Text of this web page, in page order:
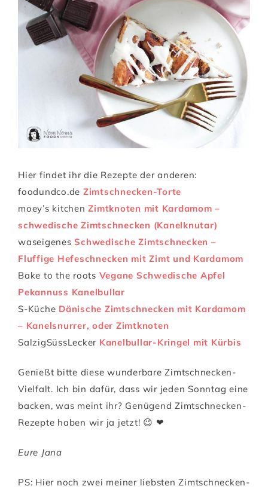
Hier findet ihr die Rezepte der anderen:
foodundco.de Zimtschnecken-Torte
moey’s kitchenZimtknoten mit Kardamom –
schwedische Zimtschnecken (Kanelknutar)
waseigenesSchwedische Zimtschnecken –
Fluffige Hefeschnecken mit Zimt und Kardamom
Bake to the roots Vegane Schwedische Apfel
Pekannuss Kanelbullar
S-Küche Dänische Zimtschnecken mit Kardamom
– Kanelsnurrer, oder Zimtknoten
SalzigSüssLecker Kanelbullar-Kringel mit Kürbis
Genießt bitte diese wunderbare Zimtschnecken-
Vielfalt. Ich bin dafür, dass wir jeden Sonntag eine
backen, was meint ihr? Genügend Zimtschnecken-
Rezepte haben wir ja jetzt! 😉 ❤
Eure Jana
PS: Hier noch zwei meiner liebsten Zimtschnecken-